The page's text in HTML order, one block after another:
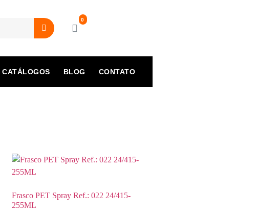
CATÁLOGOS BLOG CONTATO
Frasco PET Spray Ref.: 022 24/415-
255ML